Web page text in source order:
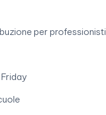
per professionisti